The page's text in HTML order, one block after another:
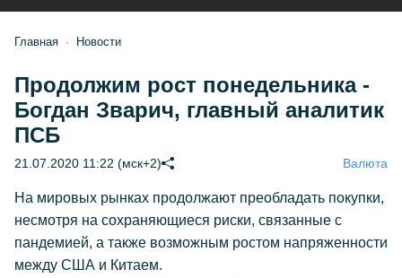
Главная Новости
Продолжим рост понедельника -
Богдан Зварич, главный аналитик
ПСБ
21.07.2020 11:22 (мск+2) Валюта
На мировых рынках продолжают преобладать покупки,
несмотря на сохраняющиеся риски, связанные с
пандемией, а также возможным ростом напряженности
между США и Китаем.